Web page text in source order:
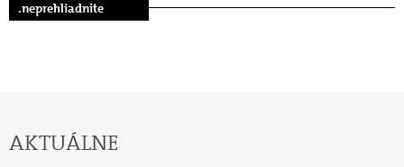
.neprehliadnite
AKTUÁLNE